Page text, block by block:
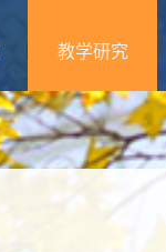
教学研究